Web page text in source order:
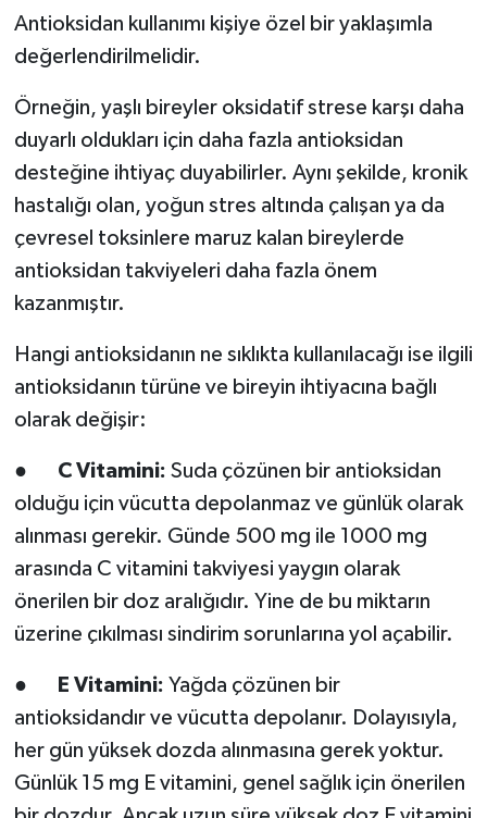
Antioksidan kullanımı kişiye özel bir yaklaşımla
değerlendirilmelidir.
Örneğin, yaşlı bireyler oksidatif strese karşı daha
duyarlı oldukları için daha fazla antioksidan
desteğine ihtiyaç duyabilirler. Aynı şekilde, kronik
hastalığı olan, yoğun stres altında çalışan ya da
çevresel toksinlere maruz kalan bireylerde
antioksidan takviyeleri daha fazla önem
kazanmıştır.
Hangi antioksidanın ne sıklıkta kullanılacağı ise ilgili
antioksidanın türüne ve bireyin ihtiyacına bağlı
olarak değişir:
● C Vitamini: Suda çözünen bir antioksidan
olduğu için vücutta depolanmaz ve günlük olarak
alınması gerekir. Günde 500 mg ile 1000 mg
arasında C vitamini takviyesi yaygın olarak
önerilen bir doz aralığıdır. Yine de bu miktarın
üzerine çıkılması sindirim sorunlarına yol açabilir.
● E Vitamini: Yağda çözünen bir
antioksidandır ve vücutta depolanır. Dolayısıyla,
her gün yüksek dozda alınmasına gerek yoktur.
Günlük 15 mg E vitamini, genel sağlık için önerilen